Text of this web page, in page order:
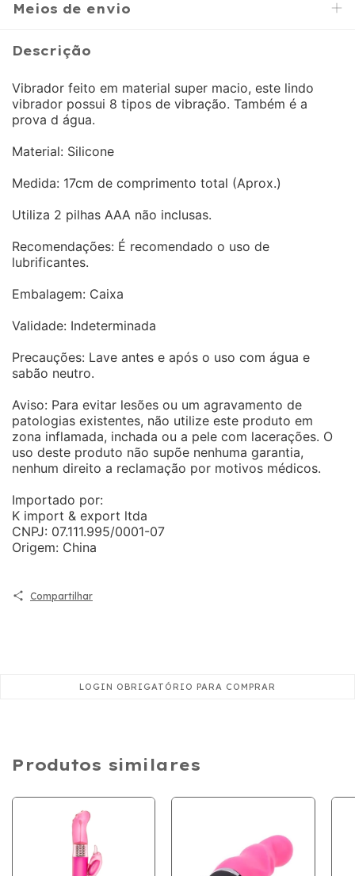
Meios de envio
Descrição
Vibrador feito em material super macio, este lindo
vibrador possui 8 tipos de vibração. Também é a
prova d água.
Material: Silicone
Medida: 17cm de comprimento total (Aprox.)
Utiliza 2 pilhas AAA não inclusas.
Recomendações: É recomendado o uso de
lubrificantes.
Embalagem: Caixa
Validade: Indeterminada
Precauções: Lave antes e após o uso com água e
sabão neutro.
Aviso: Para evitar lesões ou um agravamento de
patologias existentes, não utilize este produto em
zona inflamada, inchada ou a pele com lacerações. O
uso deste produto não supõe nenhuma garantia,
nenhum direito a reclamação por motivos médicos.
Importado por:
K import & export ltda
CNPJ: 07.111.995/0001-07
Origem: China
Compartilhar
Produtos similares